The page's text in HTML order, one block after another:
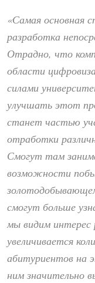
«Самая основная
разработка
Отрадно, что
области
силами
улучшать этот
станет частью
отработки
Смогут там
возможности
смогут больше
мы видим интерес
увеличивается
абитуриентов на
ним значительно